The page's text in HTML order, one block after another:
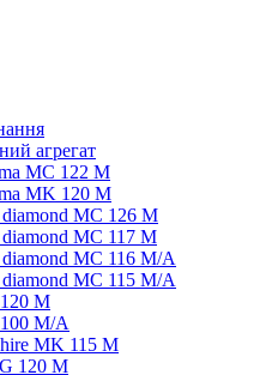
агрегат
MC 122 M
MK 120 M
MC 126 M
MC 117 M
MC 116 M/A
MC 115 M/A
M
M/A
MK 115 M
120 M